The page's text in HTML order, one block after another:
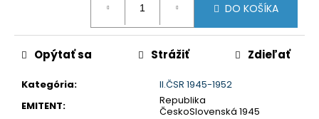
DO KOŠÍKA
Kategória:
II.ČSR 1945-1952
EMITENT:
Republika
ČeskoSlovenská 1945
Opýtať sa Strážiť Zdieľať
ú
č
m
e